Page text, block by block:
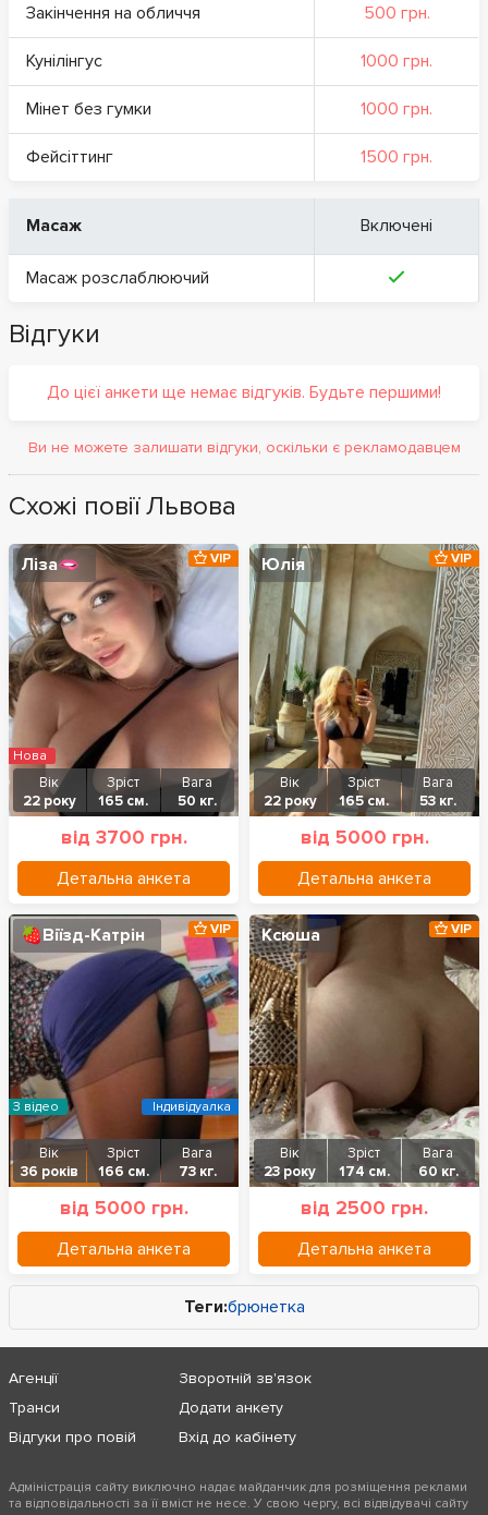
Закінчення на обличчя 500 грн.
Кунілінгус 1000 грн.
Мінет без гумки 1000 грн.
Фейсіттинг 1500 грн.
Масаж Включені
Масаж розслаблюючий
Відгуки
До цієї анкети ще немає відгуків. Будьте першими!
Ви не можете залишати відгуки, оскільки є рекламодавцем
Схожі повії Львова
Ліза🫦
Вік
22 року
Зріст
165 см.
Вага
50 кг.
від 3700 грн.
Детальна анкета
VIP
Нова
Юлія
Вік
22 року
Зріст
165 см.
Вага
53 кг.
від 5000 грн.
Детальна анкета
VIP
🍓Віїзд-Катрін
Вік
36 років
Зріст
166 см.
Вага
73 кг.
від 5000 грн.
Детальна анкета
VIP
З відео Індивідуалка
Ксюша
Вік
23 року
Зріст
174 см.
Вага
60 кг.
від 2500 грн.
Детальна анкета
VIP
Теги:брюнетка
Агенції
Транси
Відгуки про повій
Зворотній зв'язок
Додати анкету
Вхід до кабінету
Адміністрація сайту виключно надає майданчик для розміщення реклами
та відповідальності за її вміст не несе. У свою чергу, всі відвідувачі сайту